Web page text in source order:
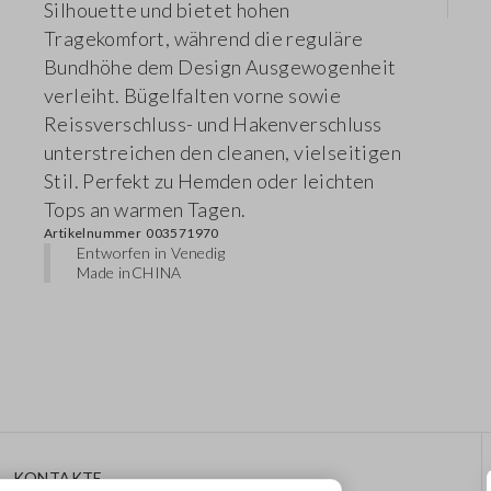
Silhouette und bietet hohen
Tragekomfort, während die reguläre
Bundhöhe dem Design Ausgewogenheit
verleiht. Bügelfalten vorne sowie
Reissverschluss- und Hakenverschluss
unterstreichen den cleanen, vielseitigen
Stil. Perfekt zu Hemden oder leichten
Tops an warmen Tagen.
Artikelnummer 003571970
Entworfen in Venedig
Made inCHINA
KONTAKTE